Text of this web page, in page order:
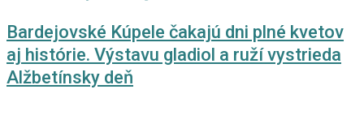
Bardejovské Kúpele čakajú dni plné kvetov
aj histórie. Výstavu gladiol a ruží vystrieda
Alžbetínsky deň